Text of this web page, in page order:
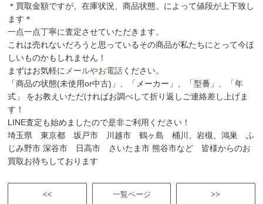
＊買取金額ですが、在庫状況、商品状態、によって値段が上下致し
ます＊
一点一点丁寧に査定させていただきます。
これは売れないだろうと思っているその商品が私たちにとって今ほ
しいものかもしれません！
まずはお気軽に メールやお電話ください。
「商品の状態(未使用or中古)」、「メーカー」、「型番」、「年
式」 をお教えいただければお調べして折り返しご連絡差し上げま
す！
LINE査定も始めましたので是非ご利用ください！
埼玉県 東京都 坂戸市 川越市 鶴ヶ島 桶川、岩槻、鴻巣 ふ
じみ野市 深谷市 日高市 さいたま市 熊谷市など 皆様からのお
買取お待ちしております
<< >>
一覧ページ